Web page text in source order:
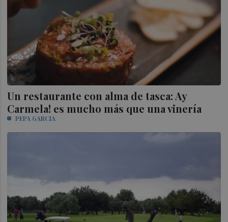
Un restaurante con alma de tasca: Ay
Carmela! es mucho más que una vinería
PEPA GARCIA